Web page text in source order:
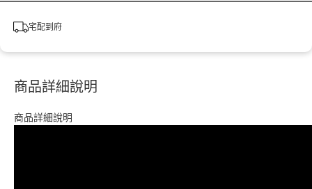
宅配到府
商品詳細說明
商品詳細說明